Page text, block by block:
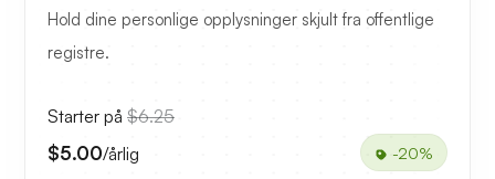
Hold dine personlige opplysninger skjult fra offentlige
registre.
Starter på $6.25
$5.00/årlig -20%